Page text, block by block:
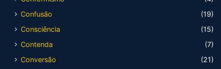
Confusão
(19)
Consciência
(15)
Contenda
(7)
Conversão
(21)